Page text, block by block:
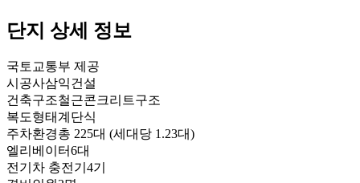
단지 상세 정보
국토교통부 제공
시공사삼익건설
건축구조철근콘크리트구조
복도형태계단식
주차환경총 225대 (세대당 1.23대)
엘리베이터6대
전기차 충전기 4기